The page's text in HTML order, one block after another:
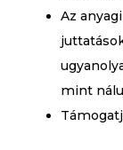
Az
mint